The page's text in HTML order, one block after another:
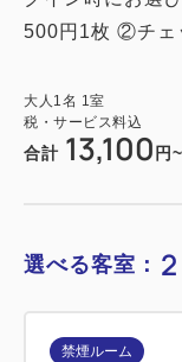
500円1枚 ②チェ
大人 1名 1室
税・サービス料込
合計 13,100 円~
選べる客室： 2
禁煙ルーム